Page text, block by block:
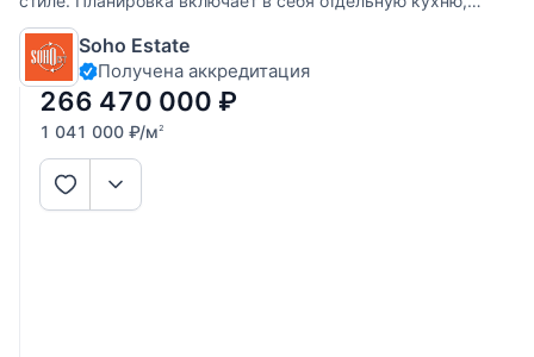
кухню-гостиную, 2 детские спальни с игровой комнатой,
ученическая, кабинет и хозяйская спальня, 3 ванных
комнаты и гостевой санузел. В
Soho Estate
Получена аккредитация
266 470 000 ₽
1 041 000 ₽/м2